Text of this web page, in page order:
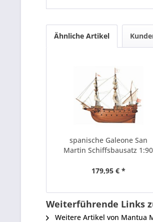
Ähnliche Artikel
spanische Galeone San
Martin Schiffsbausatz 1:90
179,95 € *
Weiterführende Links
Weitere Artikel von Mantua